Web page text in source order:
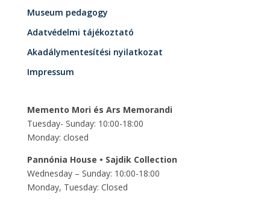
Museum pedagogy
Adatvédelmi tájékoztató
Akadálymentesítési nyilatkozat
Impressum
Memento Mori és Ars Memorandi
Tuesday- Sunday: 10:00-18:00
Monday: closed
Pannónia House • Sajdik Collection
Wednesday – Sunday: 10:00-18:00
Monday, Tuesday: Closed